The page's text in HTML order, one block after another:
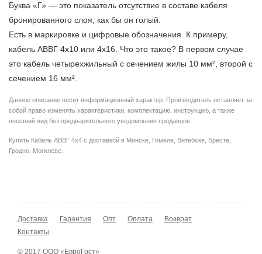
Буква «Г» — это показатель отсутствие в составе кабеля
бронированного слоя, как бы он голый.
Есть в маркировке и цифровые обозначения. К примеру,
кабель АВВГ 4х10 или 4х16. Что это такое? В первом случае
это кабель четырехжильный с сечением жилы 10 мм², второй с
сечением 16 мм².
Данное описание носит информационный характер. Производитель оставляет за
собой право изменять характеристики, комплектацию, инструкцию, а также
внешний вид без предварительного уведомления продавцов.
Купить Кабель АВВГ 4х4 с доставкой в Минске, Гомеле, Витебске, Бресте,
Гродно, Могилеве.
Доставка Гарантия Опт Оплата
Возврат
Контакты
© 2017 ООО «ЕвроГост»